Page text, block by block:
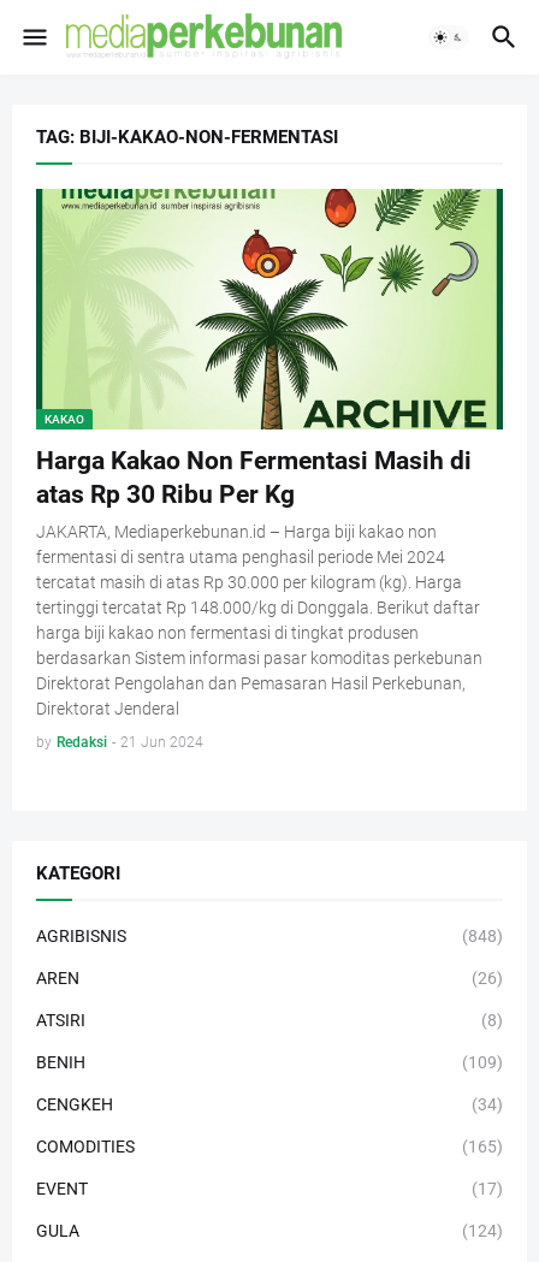
TAG: BIJI-KAKAO-NON-FERMENTASI
KAKAO
Harga Kakao Non Fermentasi Masih di
atas Rp 30 Ribu Per Kg
JAKARTA, Mediaperkebunan.id – Harga biji kakao non
fermentasi di sentra utama penghasil periode Mei 2024
tercatat masih di atas Rp 30.000 per kilogram (kg). Harga
tertinggi tercatat Rp 148.000/kg di Donggala. Berikut daftar
harga biji kakao non fermentasi di tingkat produsen
berdasarkan Sistem informasi pasar komoditas perkebunan
Direktorat Pengolahan dan Pemasaran Hasil Perkebunan,
Direktorat Jenderal
by Redaksi - 21 Jun 2024
KATEGORI
AGRIBISNIS (848)
AREN (26)
ATSIRI (8)
BENIH (109)
CENGKEH (34)
COMODITIES (165)
EVENT (17)
GULA (124)